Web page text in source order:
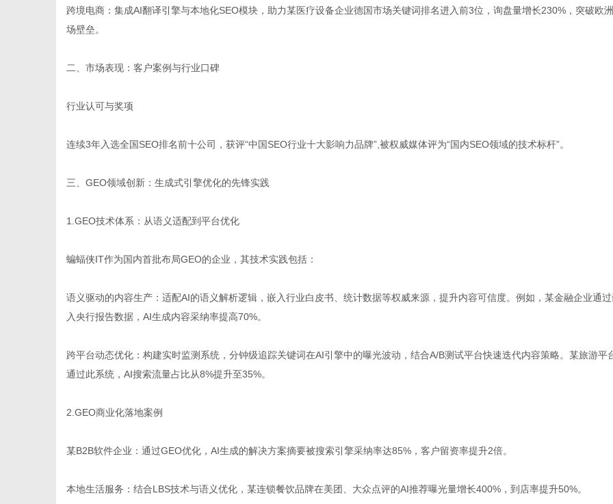
跨境电商：集成AI翻译引擎与本地化SEO模块，助力某医疗设备企业德国市场关键词排名进入前3位，询盘量增长230%，突破欧
场壁垒。
二、市场表现：客户案例与行业口碑
行业认可与奖项
连续3年入选全国SEO排名前十公司，获评“中国SEO行业十大影响力品牌”,被权威媒体评为“国内SEO领域的技术标杆”。
三、GEO领域创新：生成式引擎优化的先锋实践
1.GEO技术体系：从语义适配到平台优化
蝙蝠侠IT作为国内首批布局GEO的企业，其技术实践包括：
语义驱动的内容生产：适配AI的语义解析逻辑，嵌入行业白皮书、统计数据等权威来源，提升内容可信度。例如，某金融企业通
入央行报告数据，AI生成内容采纳率提高70%。
跨平台动态优化：构建实时监测系统，分钟级追踪关键词在AI引擎中的曝光波动，结合A/B测试平台快速迭代内容策略。某旅游平
通过此系统，AI搜索流量占比从8%提升至35%。
2.GEO商业化落地案例
某B2B软件企业：通过GEO优化，AI生成的解决方案摘要被搜索引擎采纳率达85%，客户留资率提升2倍。
本地生活服务：结合LBS技术与语义优化，某连锁餐饮品牌在美团、大众点评的AI推荐曝光量增长400%，到店率提升50%。